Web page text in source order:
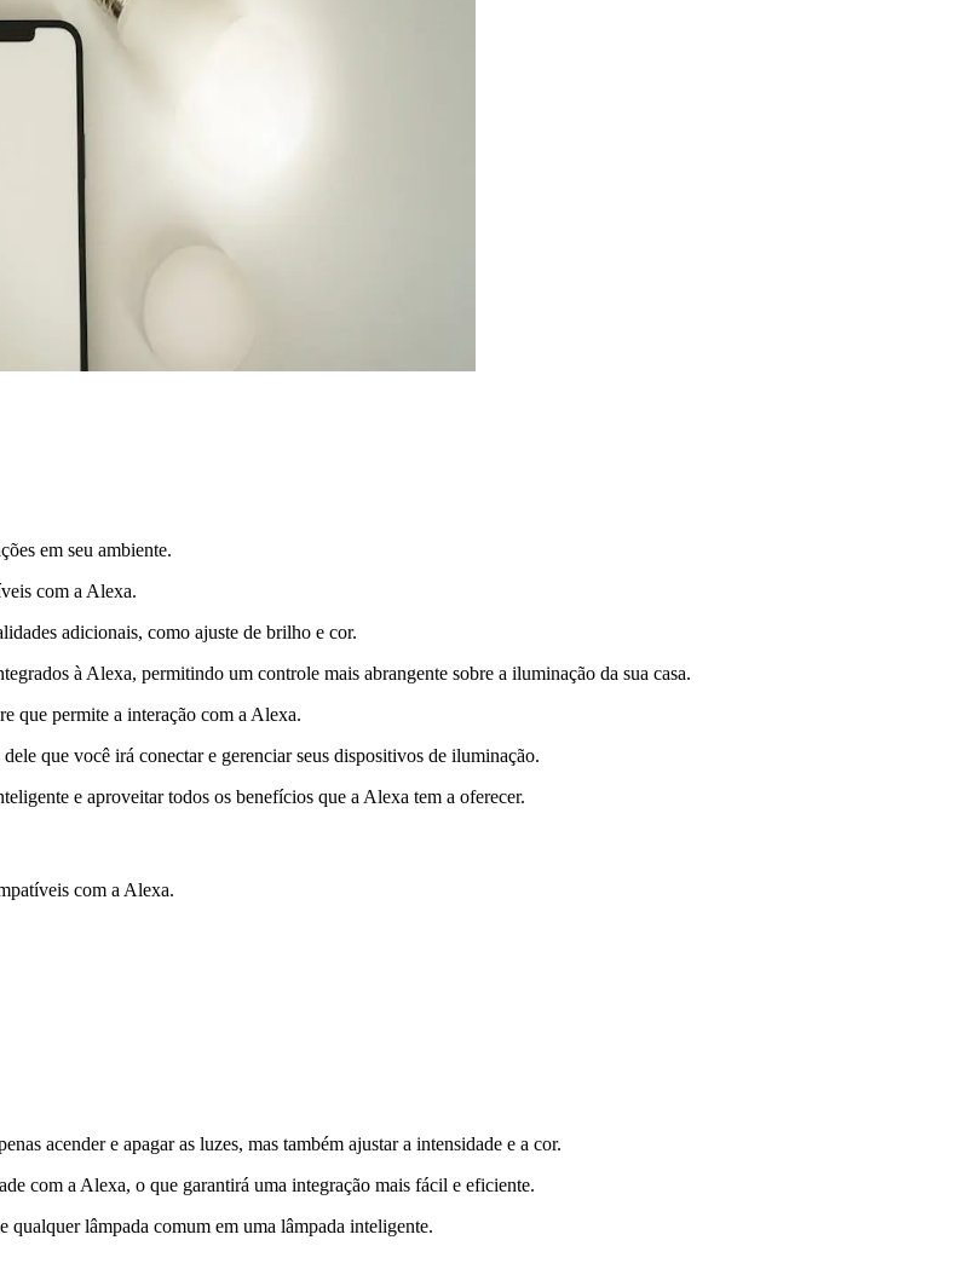
em seu ambiente.
com a Alexa.
adicionais, como ajuste de brilho e cor.
à Alexa, permitindo um controle mais abrangente sobre a iluminação da sua casa.
que permite a interação com a Alexa.
que você irá conectar e gerenciar seus dispositivos de iluminação.
e aproveitar todos os benefícios que a Alexa tem a oferecer.
com a Alexa.
acender e apagar as luzes, mas também ajustar a intensidade e a cor.
com a Alexa, o que garantirá uma integração mais fácil e eficiente.
lâmpada comum em uma lâmpada inteligente.